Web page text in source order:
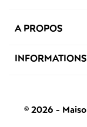
A PROPOS
INFORMATIONS
© 2026 -